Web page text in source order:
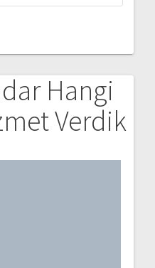
Hangi
Verdik